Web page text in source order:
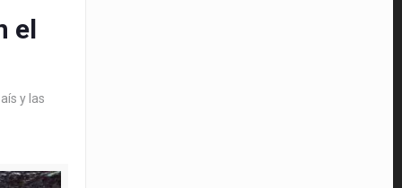
el
y las